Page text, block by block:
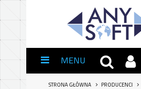
MENU
STRONA GŁÓWNA PRODUCENCI